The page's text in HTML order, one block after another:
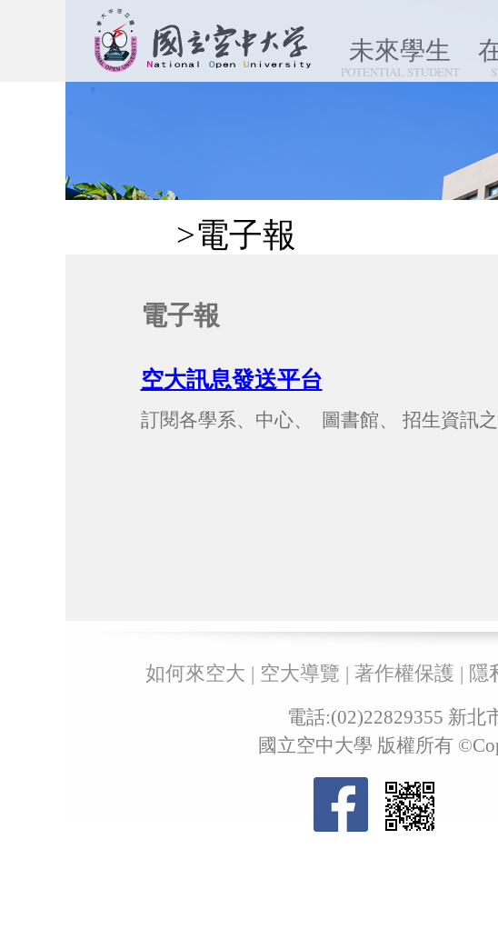
未來學生
POTENTIAL STUDENT
>電子報
電子報
空大訊息發送平台
訂閱各學系、中心、 圖書館、 招生資訊
如何來空大 | 空大導覽 | 著作權保護 | 隱
電話:(02)22829355 新
國立空中大學 版權所有